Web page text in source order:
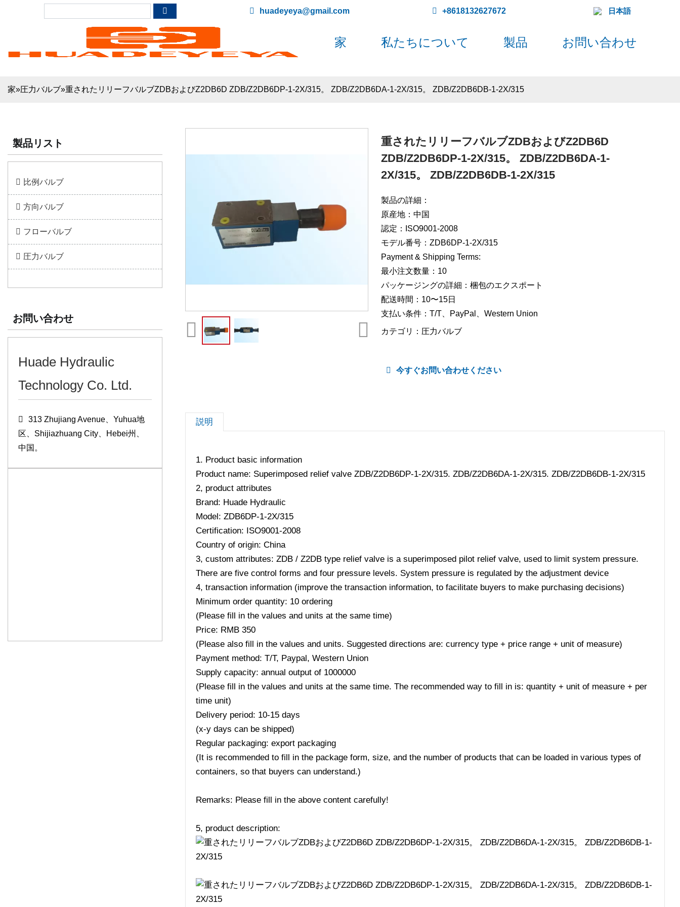
huadeyeya@gmail.com +8618132627672 日本語
家 私たちについて 製品 お問い合わせ
家»圧力バルブ»重されたリリーフバルブZDBおよびZ2DB6D ZDB/Z2DB6DP-1-2X/315。 ZDB/Z2DB6DA-1-2X/315。 ZDB/Z2DB6DB-1-2X/315
製品リスト
比例バルブ
方向バルブ
フローバルブ
圧力バルブ
お問い合わせ
Huade Hydraulic
Technology Co. Ltd.
313 Zhujiang Avenue、Yuhua地
区、Shijiazhuang City、Hebei州、
中国。
重されたリリーフバルブZDBおよびZ2DB6D
ZDB/Z2DB6DP-1-2X/315。 ZDB/Z2DB6DA-1-
2X/315。 ZDB/Z2DB6DB-1-2X/315
製品の詳細：
原産地：中国
認定：ISO9001-2008
モデル番号：ZDB6DP-1-2X/315
Payment & Shipping Terms:
最小注文数量：10
パッケージングの詳細：梱包のエクスポート
配送時間：10〜15日
支払い条件：T/T、PayPal、Western Union
カテゴリ： 圧力バルブ
今すぐお問い合わせください
説明
1. Product basic information
Product name: Superimposed relief valve ZDB/Z2DB6DP-1-2X/315. ZDB/Z2DB6DA-1-2X/315. ZDB/Z2DB6DB-1-2X/315
2, product attributes
Brand: Huade Hydraulic
Model: ZDB6DP-1-2X/315
Certification: ISO9001-2008
Country of origin: China
3, custom attributes: ZDB / Z2DB type relief valve is a superimposed pilot relief valve, used to limit system pressure.
There are five control forms and four pressure levels. System pressure is regulated by the adjustment device
4, transaction information (improve the transaction information, to facilitate buyers to make purchasing decisions)
Minimum order quantity: 10 ordering
(Please fill in the values ​​and units at the same time)
Price: RMB 350
(Please also fill in the values ​​and units. Suggested directions are: currency type + price range + unit of measure)
Payment method: T/T, Paypal, Western Union
Supply capacity: annual output of 1000000
(Please fill in the values ​​and units at the same time. The recommended way to fill in is: quantity + unit of measure + per
time unit)
Delivery period: 10-15 days
(x-y days can be shipped)
Regular packaging: export packaging
(It is recommended to fill in the package form, size, and the number of products that can be loaded in various types of
containers, so that buyers can understand.)
Remarks: Please fill in the above content carefully!
5, product description: